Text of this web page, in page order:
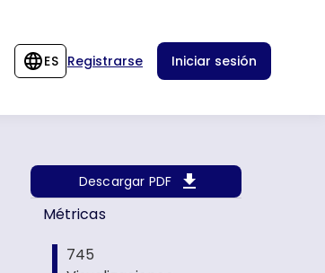
ES Registrarse Iniciar sesión
Descargar PDF
Métricas
745